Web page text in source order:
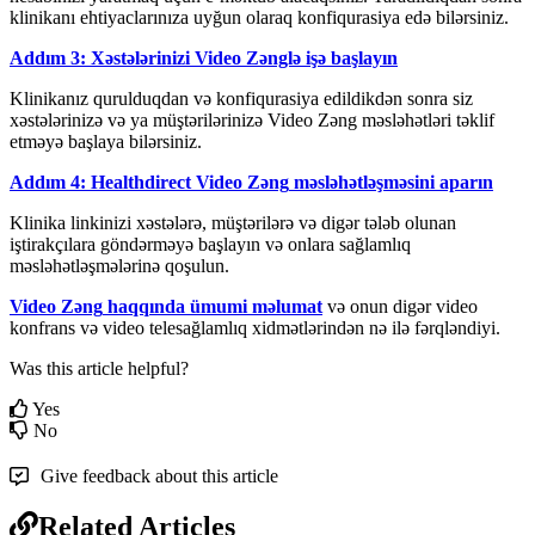
klinikanı ehtiyaclarınıza uyğun olaraq konfiqurasiya edə bilərsiniz.
Addım 3: Xəstələrinizi Video Zənglə işə başlayın
Klinikanız qurulduqdan və konfiqurasiya edildikdən sonra siz
xəstələrinizə və ya müştərilərinizə Video Zəng məsləhətləri təklif
etməyə başlaya bilərsiniz.
Addım 4: Healthdirect Video Zəng məsləhətləşməsini aparın
Klinika linkinizi xəstələrə, müştərilərə və digər tələb olunan
iştirakçılara göndərməyə başlayın və onlara sağlamlıq
məsləhətləşmələrinə qoşulun.
Video Zəng haqqında ümumi məlumat və onun digər video
konfrans və video telesağlamlıq xidmətlərindən nə ilə fərqləndiyi.
Was this article helpful?
Yes
No
Give feedback about this article
Related Articles